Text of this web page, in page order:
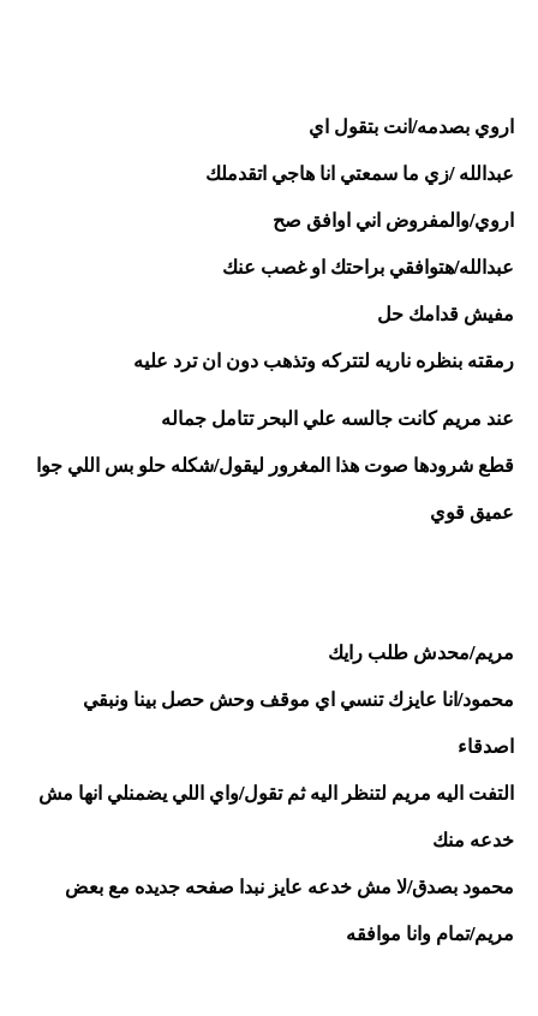
اروي بصدمه/انت بتقول اي
عبدالله /زي ما سمعتي انا هاجي اتقدملك
اروي/والمفروض اني اوافق صح
عبدالله/هتوافقي براحتك او غصب عنك
مفيش قدامك حل
رمقته بنظره ناريه لتتركه وتذهب دون ان ترد عليه
عند مريم كانت جالسه علي البحر تتامل جماله
عميق قوي
مريم/محدش طلب رايك
اصدقاء
خدعه منك
محمود بصدق/لا مش خدعه عايز نبدا صفحه جديده مع بعض
مريم/تمام وانا موافقه